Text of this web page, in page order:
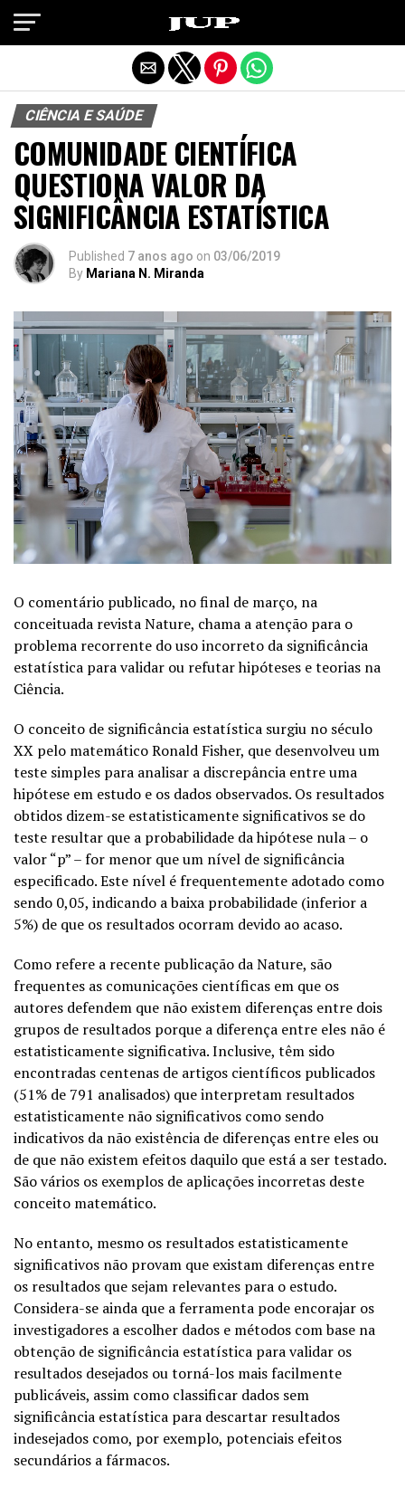
CIÊNCIA E SAÚDE
COMUNIDADE CIENTÍFICA
QUESTIONA VALOR DA
SIGNIFICÂNCIA ESTATÍSTICA
Published 7 anos ago on 03/06/2019
By Mariana N. Miranda
O comentário publicado, no final de março, na
conceituada revista Nature, chama a atenção para o
problema recorrente do uso incorreto da significância
estatística para validar ou refutar hipóteses e teorias na
Ciência.
O conceito de significância estatística surgiu no século
XX pelo matemático Ronald Fisher, que desenvolveu um
teste simples para analisar a discrepância entre uma
hipótese em estudo e os dados observados. Os resultados
obtidos dizem-se estatisticamente significativos se do
teste resultar que a probabilidade da hipótese nula – o
valor “p” – for menor que um nível de significância
especificado. Este nível é frequentemente adotado como
sendo 0,05, indicando a baixa probabilidade (inferior a
5%) de que os resultados ocorram devido ao acaso.
Como refere a recente publicação da Nature, são
frequentes as comunicações científicas em que os
autores defendem que não existem diferenças entre dois
grupos de resultados porque a diferença entre eles não é
estatisticamente significativa. Inclusive, têm sido
encontradas centenas de artigos científicos publicados
(51% de 791 analisados) que interpretam resultados
estatisticamente não significativos como sendo
indicativos da não existência de diferenças entre eles ou
de que não existem efeitos daquilo que está a ser testado.
São vários os exemplos de aplicações incorretas deste
conceito matemático.
No entanto, mesmo os resultados estatisticamente
significativos não provam que existam diferenças entre
os resultados que sejam relevantes para o estudo.
Considera-se ainda que a ferramenta pode encorajar os
investigadores a escolher dados e métodos com base na
obtenção de significância estatística para validar os
resultados desejados ou torná-los mais facilmente
publicáveis, assim como classificar dados sem
significância estatística para descartar resultados
indesejados como, por exemplo, potenciais efeitos
secundários a fármacos.
Exit mobile version